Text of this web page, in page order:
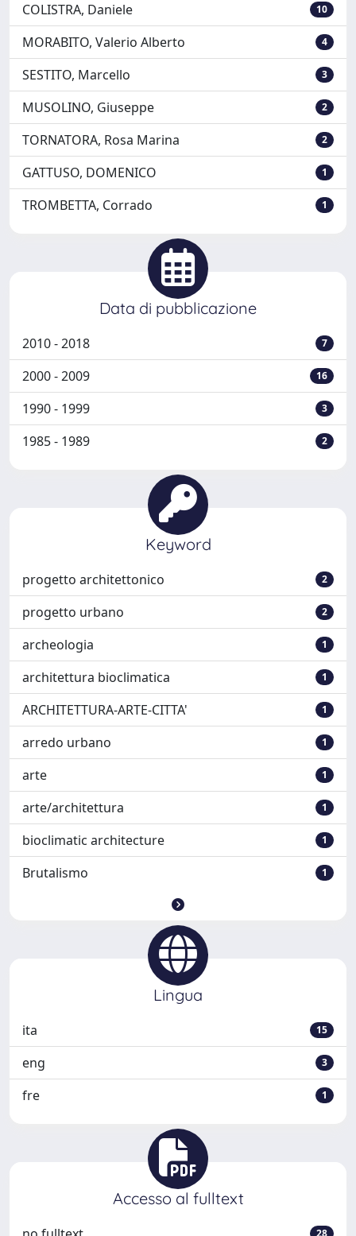
COLISTRA, Daniele 10
MORABITO, Valerio Alberto 4
SESTITO, Marcello 3
MUSOLINO, Giuseppe 2
TORNATORA, Rosa Marina 2
GATTUSO, DOMENICO 1
TROMBETTA, Corrado 1
Data di pubblicazione
2010 - 2018 7
2000 - 2009 16
1990 - 1999 3
1985 - 1989 2
Keyword
progetto architettonico 2
progetto urbano 2
archeologia 1
architettura bioclimatica 1
ARCHITETTURA-ARTE-CITTA' 1
arredo urbano 1
arte 1
arte/architettura 1
bioclimatic architecture 1
Brutalismo 1
Lingua
ita 15
eng 3
fre 1
Accesso al fulltext
28